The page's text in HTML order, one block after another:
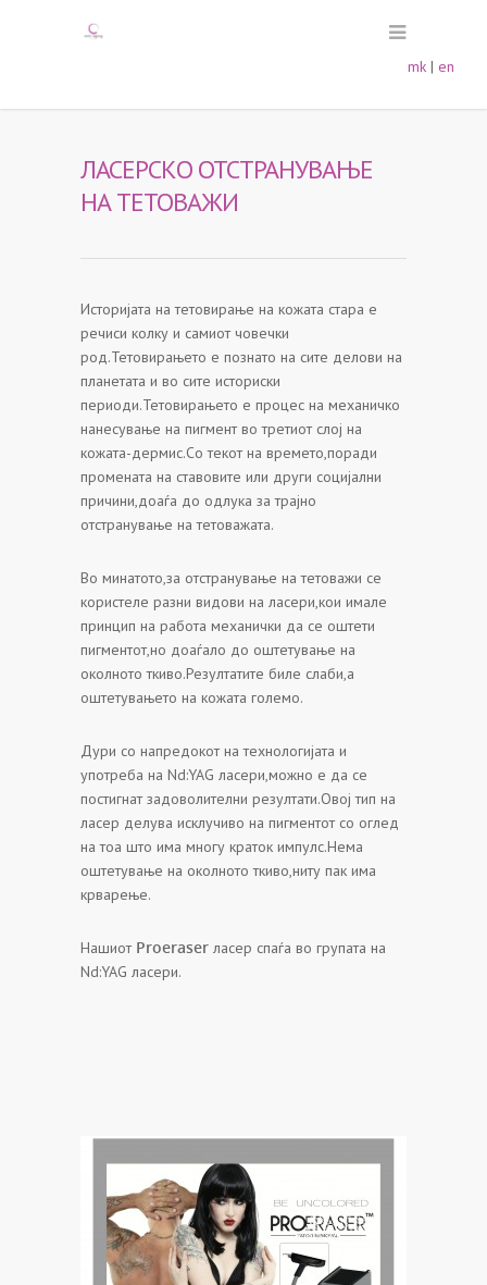
mk | en
ЛАСЕРСКО ОТСТРАНУВАЊЕ
НА ТЕТОВАЖИ
Историјата на тетовирање на кожата стара е
речиси колку и самиот човечки
род.Тетовирањето е познато на сите делови на
планетата и во сите историски
периоди.Тетовирањето е процес на механичко
нанесување на пигмент во третиот слој на
кожата-дермис.Со текот на времето,поради
промената на ставовите или други социјални
причини,доаѓа до одлука за трајно
отстранување на тетоважата.
Во минатото,за отстранување на тетоважи се
користеле разни видови на ласери,кои имале
принцип на работа механички да се оштети
пигментот,но доаѓало до оштетување на
околното ткиво.Резултатите биле слаби,а
оштетувањето на кожата големо.
Дури со напредокот на технологијата и
употреба на Nd:YAG ласери,можно е да се
постигнат задоволителни резултати.Овој тип на
ласер делува исклучиво на пигментот со оглед
на тоа што има многу краток импулс.Нема
оштетување на околното ткиво,ниту пак има
крварење.
Нашиот Proeraser ласер спаѓа во групата на
Nd:YAG ласери.